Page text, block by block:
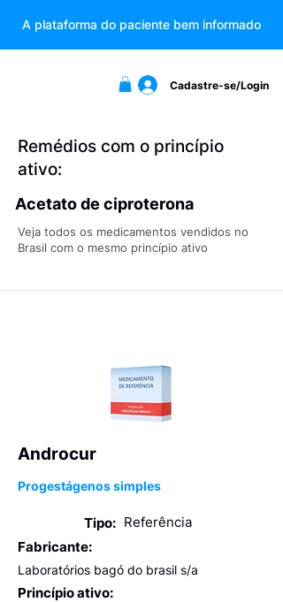
A plataforma do paciente bem informado
Cadastre-se/Login
Remédios com o princípio
ativo:
Acetato de ciproterona
Veja todos os medicamentos vendidos no
Brasil com o mesmo princípio ativo
Androcur
Progestágenos simples
Tipo: Referência
Fabricante:
Laboratórios bagó do brasil s/a
Princípio ativo: